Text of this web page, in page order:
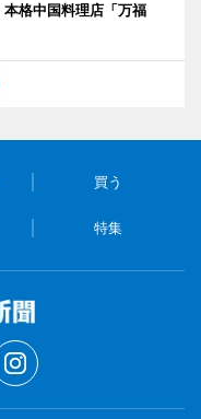
格中国料理店「万福
買う
特集